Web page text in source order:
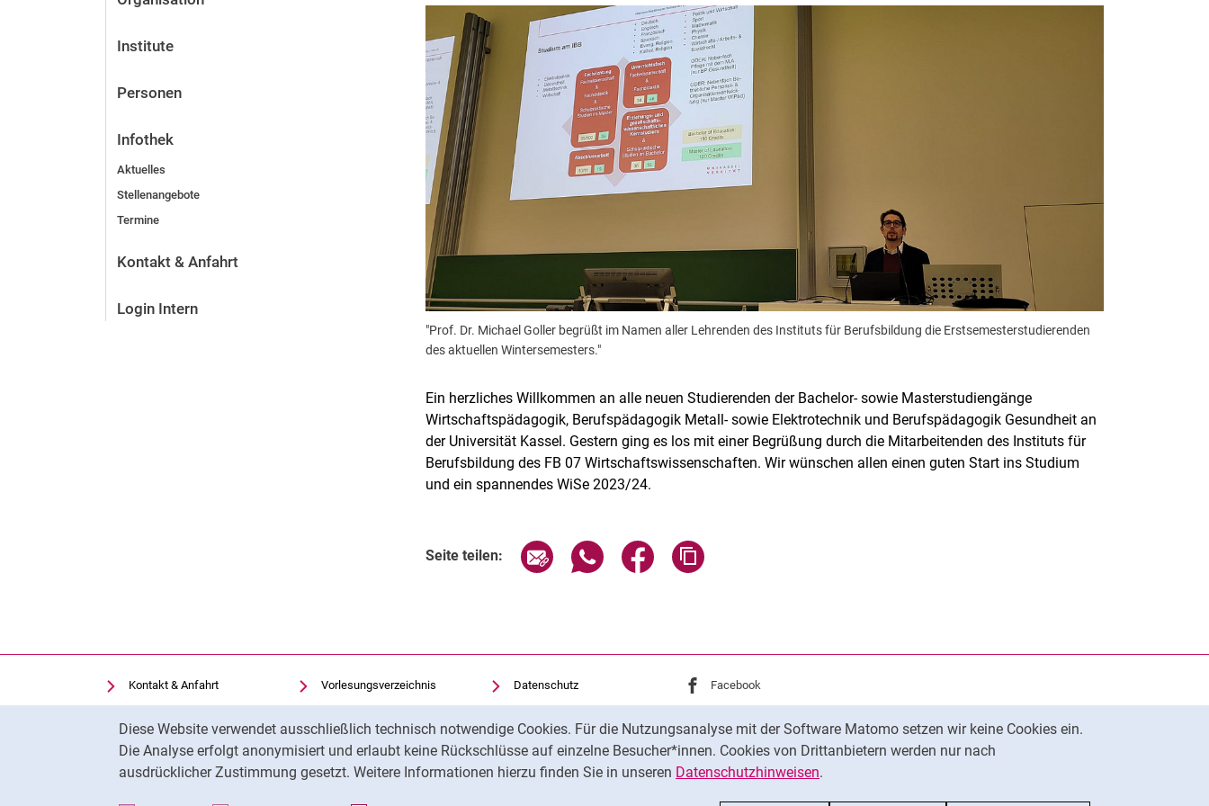
Diese Website verwendet ausschließlich technisch notwendige Cookies. Für die Nutzungsanalyse mit der Software Matomo setzen wir keine Cookies ein.
Die Analyse erfolgt anonymisiert und erlaubt keine Rückschlüsse auf einzelne Besucher*innen. Cookies von Drittanbietern werden nur nach
ausdrücklicher Zustimmung gesetzt. Weitere Informationen hierzu finden Sie in unseren Datenschutzhinweisen.
Institute
Personen
Infothek
Aktuelles
Stellenangebote
Termine
Kontakt & Anfahrt
Login Intern
"Prof. Dr. Michael Goller begrüßt im Namen aller Lehrenden des Instituts für Berufsbildung die Erstsemesterstudierenden
des aktuellen Wintersemesters."
Ein herzliches Willkommen an alle neuen Studierenden der Bachelor- sowie Masterstudiengänge
Wirtschaftspädagogik, Berufspädagogik Metall- sowie Elektrotechnik und Berufspädagogik Gesundheit an
der Universität Kassel. Gestern ging es los mit einer Begrüßung durch die Mitarbeitenden des Instituts für
Berufsbildung des FB 07 Wirtschaftswissenschaften. Wir wünschen allen einen guten Start ins Studium
und ein spannendes WiSe 2023/24.
Seite teilen: Seite über E-Mail teilen
Seite über WhatsApp teilen (externer Link, öffnet neues Fenster)
Seite über Facebook teilen (externer Link, öffnet neues Fenster)
Kontakt & Anfahrt
Einrichtungen suchen
Stellenangebote
Cookie-Einstellungen
Vorlesungsverzeichnis
Uni-Bibliothek
Moodle
Panopto
Datenschutz
Barrierefreiheit
Transparenter KI-Einsatz
Impressum
Externer Link: Universität Kassel auf
Facebook
Externer Link: Universität Kassel auf
Instagram(öffnet neues Fenster)